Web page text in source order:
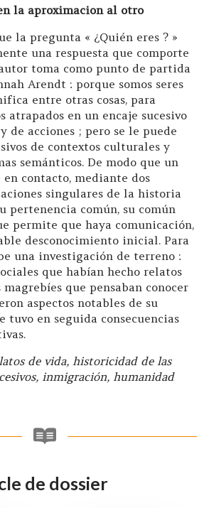
la aproximacion al otro
la pregunta « ¿Quién eres ? »
una respuesta que comporte
toma como punto de partida
Arendt : porque somos seres
entre otras cosas, para
atrapados en un encaje sucesivo
de acciones ; pero se le puede
de contextos culturales y
semánticos. De modo que un
contacto, mediante dos
singulares de la historia
pertenencia común, su común
permite que haya comunicación,
desconocimiento inicial. Para
una investigación de terreno :
que habían hecho relatos
que pensaban conocer
aspectos notables de su
tuvo en seguida consecuencias
de vida, historicidad de las
inmigración, humanidad
de dossier